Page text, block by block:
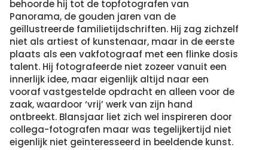
behoorde hij tot de topfotografen van
Panorama, de gouden jaren van de
geïllustreerde familietijdschriften. Hij zag zichzelf
niet als artiest of kunstenaar, maar in de eerste
plaats als een vakfotograaf met een flinke dosis
talent. Hij fotografeerde niet zozeer vanuit een
innerlijk idee, maar eigenlijk altijd naar een
vooraf vastgestelde opdracht en alleen voor de
zaak, waardoor ‘vrij’ werk van zijn hand
ontbreekt. Blansjaar liet zich wel inspireren door
collega-fotografen maar was tegelijkertijd niet
eigenlijk niet geïnteresseerd in beeldende kunst.